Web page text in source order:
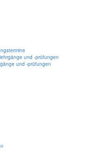
und -prüfungen
und -prüfungen